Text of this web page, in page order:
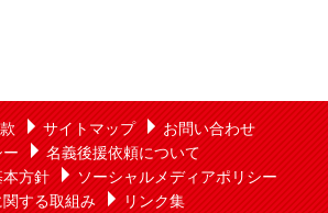
サイトマップ
お問い合わせ
名義後援依頼について
方針
ソーシャルメディアポリシー
する取組み
リンク集